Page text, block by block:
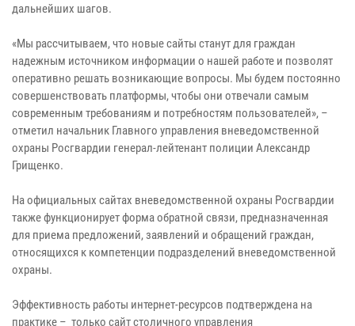
дальнейших шагов.
«Мы рассчитываем, что новые сайты станут для граждан
надежным источником информации о нашей работе и позволят
оперативно решать возникающие вопросы. Мы будем постоянно
совершенствовать платформы, чтобы они отвечали самым
современным требованиям и потребностям пользователей», –
отметил начальник Главного управления вневедомственной
охраны Росгвардии генерал-лейтенант полиции Александр
Грищенко.
На официальных сайтах вневедомственной охраны Росгвардии
также функционирует форма обратной связи, предназначенная
для приема предложений, заявлений и обращений граждан,
относящихся к компетенции подразделений вневедомственной
охраны.
Эффективность работы интернет-ресурсов подтверждена на
практике – только сайт столичного управления